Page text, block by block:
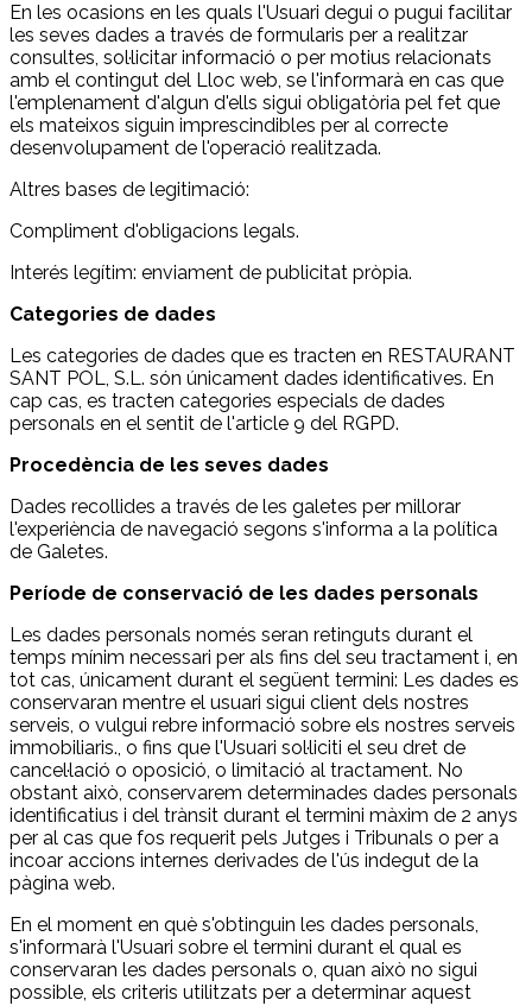
En les ocasions en les quals l'Usuari degui o pugui facilitar
les seves dades a través de formularis per a realitzar
consultes, sol·licitar informació o per motius relacionats
amb el contingut del Lloc web, se l'informarà en cas que
l'emplenament d'algun d'ells sigui obligatòria pel fet que
els mateixos siguin imprescindibles per al correcte
desenvolupament de l'operació realitzada.
Altres bases de legitimació:
Compliment d'obligacions legals.
Interés legítim: enviament de publicitat pròpia.
Categories de dades
Les categories de dades que es tracten en RESTAURANT
SANT POL, S.L. són únicament dades identificatives. En
cap cas, es tracten categories especials de dades
personals en el sentit de l'article 9 del RGPD.
Procedència de les seves dades
Dades recollides a través de les galetes per millorar
l'experiència de navegació segons s'informa a la política
de Galetes.
Període de conservació de les dades personals
Les dades personals només seran retinguts durant el
temps mínim necessari per als fins del seu tractament i, en
tot cas, únicament durant el següent termini: Les dades es
conservaran mentre el usuari sigui client dels nostres
serveis, o vulgui rebre informació sobre els nostres serveis
immobiliaris., o fins que l'Usuari sol·liciti el seu dret de
cancel·lació o oposició, o limitació al tractament. No
obstant això, conservarem determinades dades personals
identificatius i del trànsit durant el termini màxim de 2 anys
per al cas que fos requerit pels Jutges i Tribunals o per a
incoar accions internes derivades de l'ús indegut de la
pàgina web.
En el moment en què s'obtinguin les dades personals,
s'informarà l'Usuari sobre el termini durant el qual es
conservaran les dades personals o, quan això no sigui
possible, els criteris utilitzats per a determinar aquest